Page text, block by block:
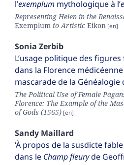
l’exemplum mythologique à l’
Representing Helen in the
Exemplum to Artistic Eikon
Sonia Zerbib
L’usage politique des
dans la Florence médicéenne
mascarade de la Généalogie
The Political Use of Female
Florence: The Example of the
of Gods (1565)
Sandy Maillard
‘À propos de la susdicte fable
dans le Champ fleuryde